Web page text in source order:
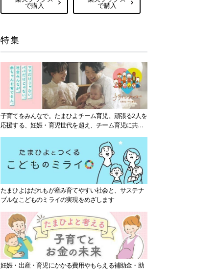
で購入 で購入
特集
子育てをみんなで。たまひよチーム育児。頑張る2人を
応援する、妊娠・育児世代を超え、チーム育児に共感
たまひよはだれもが産み育てやすい社会と、サステナ
ブルなこどものミライの実現をめざします
妊娠・出産・育児にかかる費用やもらえる補助金・助